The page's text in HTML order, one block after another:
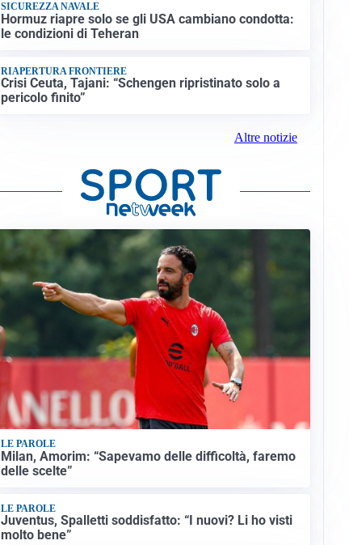
SICUREZZA NAVALE
Hormuz riapre solo se gli USA cambiano condotta:
le condizioni di Teheran
RIAPERTURA FRONTIERE
Crisi Ceuta, Tajani: “Schengen ripristinato solo a
pericolo finito”
Altre notizie
LE PAROLE
Milan, Amorim: “Sapevamo delle difficoltà, faremo
delle scelte”
LE PAROLE
Juventus, Spalletti soddisfatto: “I nuovi? Li ho visti
molto bene”